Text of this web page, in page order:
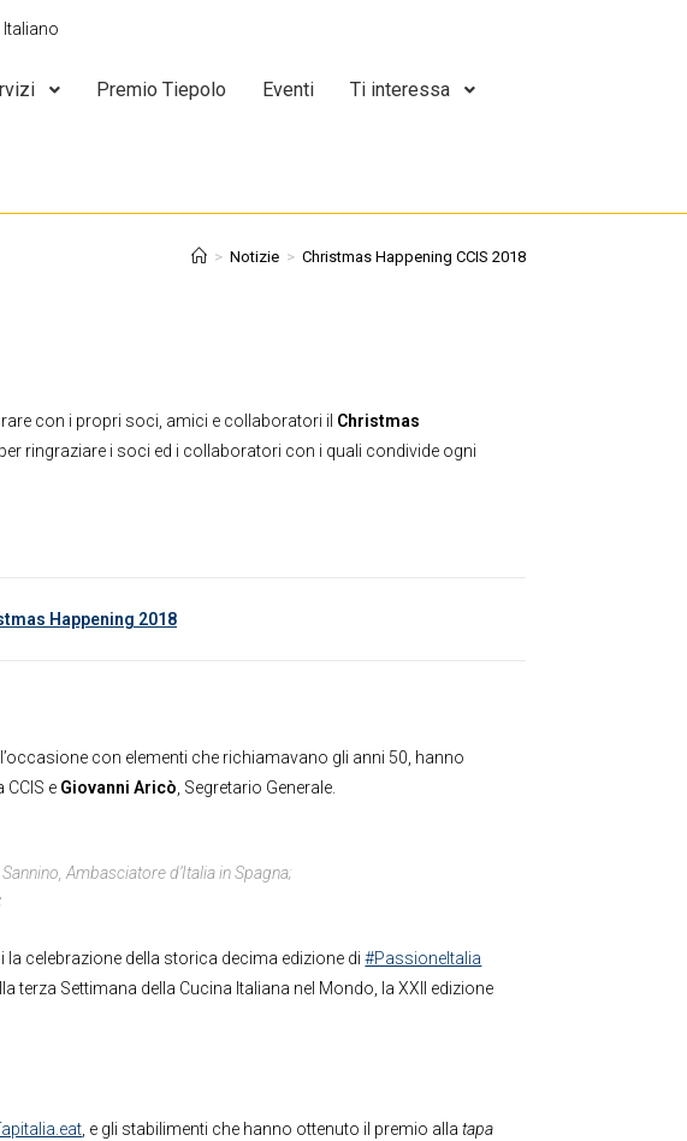
Italiano
Premio Tiepolo Eventi Ti interessa
> Notizie > Christmas Happening CCIS 2018
con i propri soci, amici e collaboratori il Christmas
ringraziare i soci ed i collaboratori con i quali condivide ogni
Happening 2018
con elementi che richiamavano gli anni 50, hanno
CCIS e Giovanni Aricò, Segretario Generale.
Ambasciatore d’Italia in Spagna;
la celebrazione della storica decima edizione di#PassioneItalia
terza Settimana della Cucina Italiana nel Mondo, la XXII edizione
, e gli stabilimenti che hanno ottenuto il premio allatapa